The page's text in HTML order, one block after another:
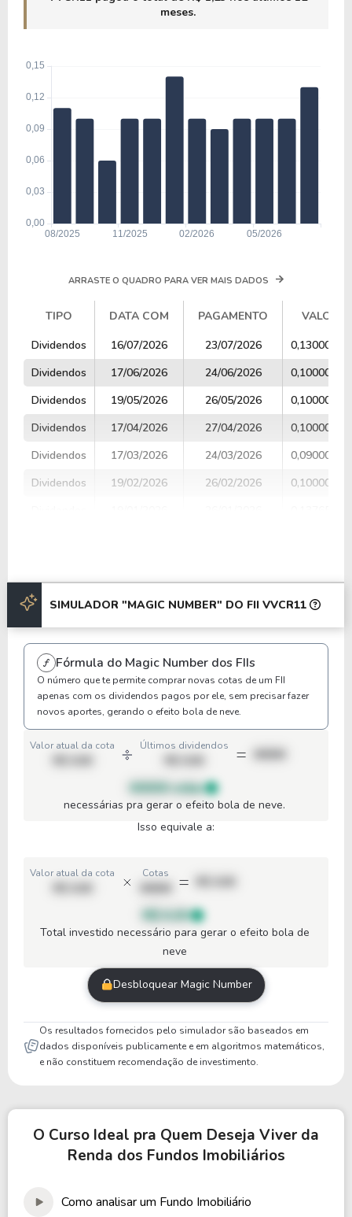
meses.
ARRASTE O QUADRO PARA VER MAIS DADOS
TIPO DATA COM PAGAMENTO
VALOR
TIPO
DATA COM PAGAMENTO VALOR
Dividendos 16/07/2026 23/07/2026
0,13000000
Dividendos
17/06/2026 24/06/2026
0,10000000
Dividendos
19/05/2026 26/05/2026
0,10000000
Dividendos
17/04/2026 27/04/2026
0,10000000
Dividendos
17/03/2026 24/03/2026
0,09000000
Dividendos
19/02/2026 26/02/2026
0,10000000
Dividendos
Anterior Próxima
SIMULADOR "MAGIC NUMBER" DO FII VVCR11
Fórmula do Magic Number dos FIIs
O número que te permite comprar novas cotas de um FII
apenas com os dividendos pagos por ele, sem precisar fazer
novos aportes, gerando o efeito bola de neve.
Valor atual da cota Últimos dividendos
00000 cotas
necessárias pra gerar o efeito bola de neve.
Isso equivale a:
Valor atual da cota Cotas
R$ 0,00
Total investido necessário para gerar o efeito bola de
neve
Desbloquear Magic Number
Os resultados fornecidos pelo simulador são baseados em
dados disponíveis publicamente e em algoritmos matemáticos,
e não constituem recomendação de investimento.
O Curso Ideal pra Quem Deseja Viver da
Renda dos Fundos Imobiliários
Como analisar um Fundo Imobiliário